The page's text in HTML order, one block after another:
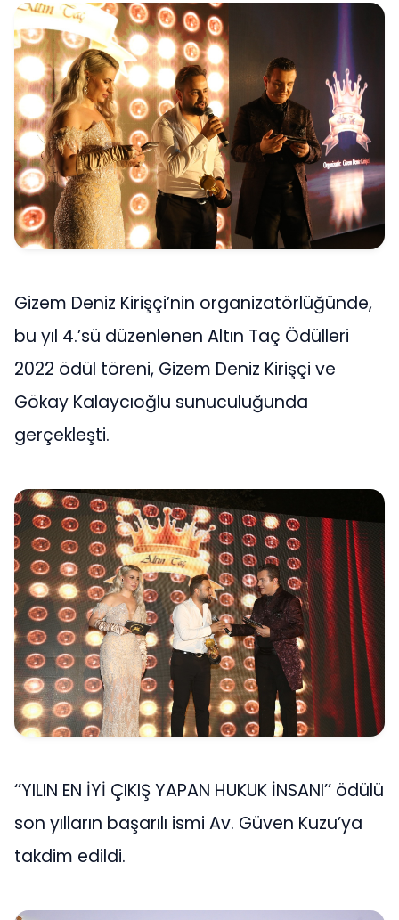
Gizem Deniz Kirişçi’nin organizatörlüğünde,
bu yıl 4.’sü düzenlenen Altın Taç Ödülleri
2022 ödül töreni, Gizem Deniz Kirişçi ve
Gökay Kalaycıoğlu sunuculuğunda
gerçekleşti.
‘’YILIN EN İYİ ÇIKIŞ YAPAN HUKUK İNSANI’’ ödülü
son yılların başarılı ismi Av. Güven Kuzu’ya
takdim edildi.